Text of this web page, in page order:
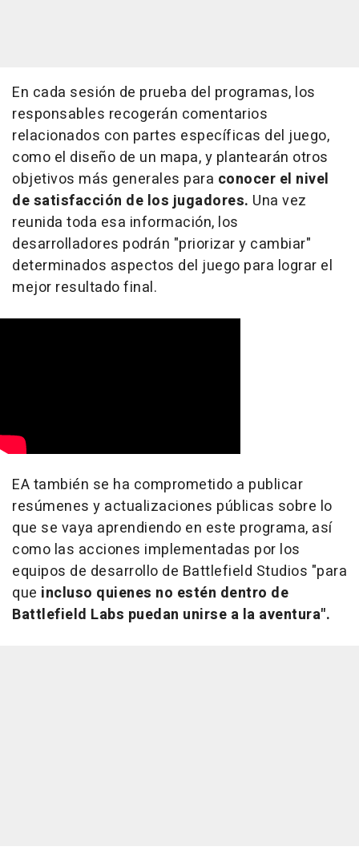
En cada sesión de prueba del programas, los
responsables recogerán comentarios
relacionados con partes específicas del juego,
como el diseño de un mapa, y plantearán otros
objetivos más generales para conocer el nivel
de satisfacción de los jugadores. Una vez
reunida toda esa información, los
desarrolladores podrán "priorizar y cambiar"
determinados aspectos del juego para lograr el
mejor resultado final.
EA también se ha comprometido a publicar
resúmenes y actualizaciones públicas sobre lo
que se vaya aprendiendo en este programa, así
como las acciones implementadas por los
equipos de desarrollo de Battlefield Studios "para
que incluso quienes no estén dentro de
Battlefield Labs puedan unirse a la aventura".